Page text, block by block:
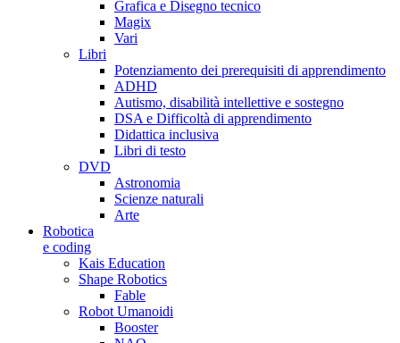
Grafica e Disegno tecnico
Magix
Vari
Libri
Potenziamento dei prerequisiti di apprendimento
ADHD
Autismo, disabilità intellettive e sostegno
DSA e Difficoltà di apprendimento
Didattica inclusiva
Libri di testo
DVD
Astronomia
Scienze naturali
Arte
Robotica
e coding
Kais Education
Shape Robotics
Fable
Robot Umanoidi
Booster